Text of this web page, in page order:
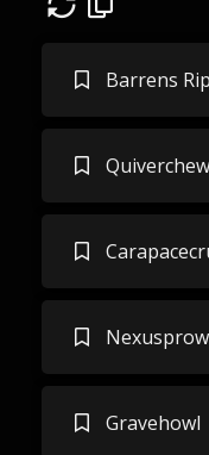
Barrens
Gravehowl